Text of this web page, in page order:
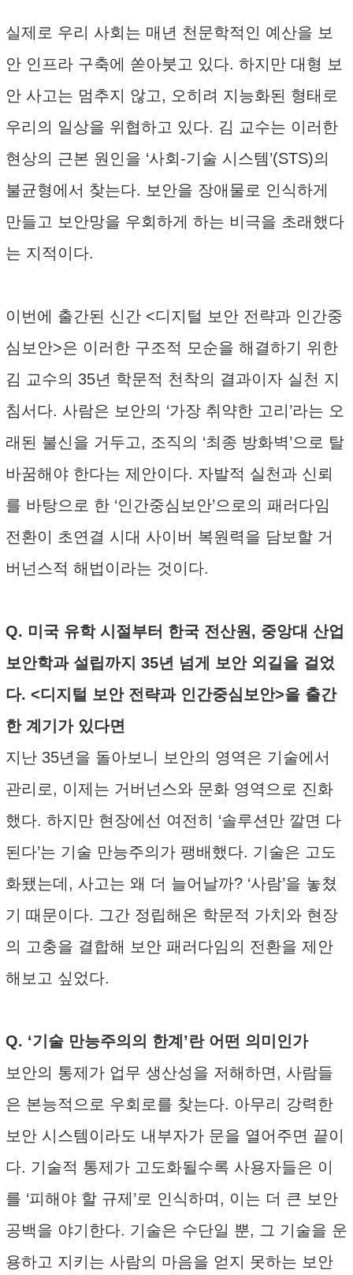
실제로 우리 사회는 매년 천문학적인 예산을 보
안 인프라 구축에 쏟아붓고 있다. 하지만 대형 보
안 사고는 멈추지 않고, 오히려 지능화된 형태로
우리의 일상을 위협하고 있다. 김 교수는 이러한
현상의 근본 원인을 ‘사회-기술 시스템’(STS)의
불균형에서 찾는다. 보안을 장애물로 인식하게
만들고 보안망을 우회하게 하는 비극을 초래했다
는 지적이다.
이번에 출간된 신간 <디지털 보안 전략과 인간중
심보안>은 이러한 구조적 모순을 해결하기 위한
김 교수의 35년 학문적 천착의 결과이자 실천 지
침서다. 사람은 보안의 ‘가장 취약한 고리’라는 오
래된 불신을 거두고, 조직의 ‘최종 방화벽’으로 탈
바꿈해야 한다는 제안이다. 자발적 실천과 신뢰
를 바탕으로 한 ‘인간중심보안’으로의 패러다임
전환이 초연결 시대 사이버 복원력을 담보할 거
버넌스적 해법이라는 것이다.
Q. 미국 유학 시절부터 한국 전산원, 중앙대 산업
보안학과 설립까지 35년 넘게 보안 외길을 걸었
다. <디지털 보안 전략과 인간중심보안>을 출간
한 계기가 있다면
지난 35년을 돌아보니 보안의 영역은 기술에서
관리로, 이제는 거버넌스와 문화 영역으로 진화
했다. 하지만 현장에선 여전히 ‘솔루션만 깔면 다
된다’는 기술 만능주의가 팽배했다. 기술은 고도
화됐는데, 사고는 왜 더 늘어날까? ‘사람’을 놓쳤
기 때문이다. 그간 정립해온 학문적 가치와 현장
의 고충을 결합해 보안 패러다임의 전환을 제안
해보고 싶었다.
Q. ‘기술 만능주의의 한계’란 어떤 의미인가
보안의 통제가 업무 생산성을 저해하면, 사람들
은 본능적으로 우회로를 찾는다. 아무리 강력한
보안 시스템이라도 내부자가 문을 열어주면 끝이
다. 기술적 통제가 고도화될수록 사용자들은 이
를 ‘피해야 할 규제’로 인식하며, 이는 더 큰 보안
공백을 야기한다. 기술은 수단일 뿐, 그 기술을 운
용하고 지키는 사람의 마음을 얻지 못하는 보안